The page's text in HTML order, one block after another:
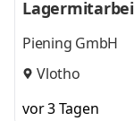
Piening GmbH
Vlotho
vor 3 Tagen